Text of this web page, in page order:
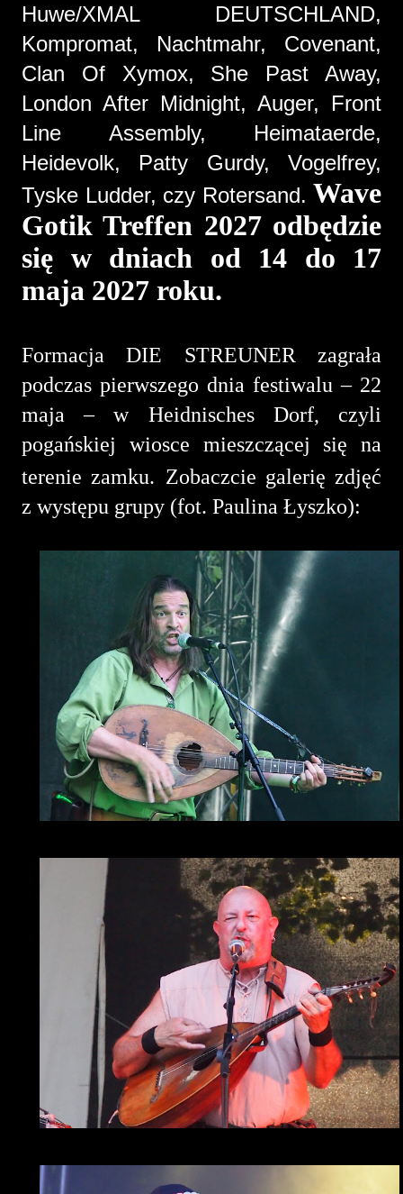
Huwe/XMAL DEUTSCHLAND,
Kompromat, Nachtmahr, Covenant,
Clan Of Xymox, She Past Away,
London After Midnight, Auger, Front
Line Assembly, Heimataerde,
Heidevolk, Patty Gurdy, Vogelfrey,
Tyske Ludder, czy Rotersand. Wave
Gotik Treffen 2027 odbędzie
się w dniach od 14 do 17
maja 2027 roku.
Formacja DIE STREUNER zagrała
podczas pierwszego dnia festiwalu – 22
maja – w Heidnisches Dorf, czyli
pogańskiej wiosce mieszczącej się na
terenie zamku. Zobaczcie galerię zdjęć
z występu grupy (fot. Paulina Łyszko):